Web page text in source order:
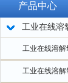
产品中心
工业在线溶
工业在线溶解
工业在线溶解